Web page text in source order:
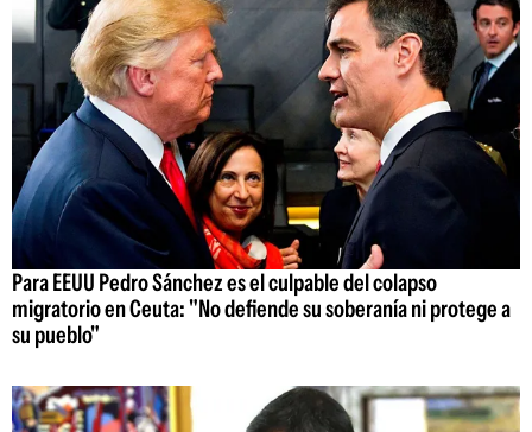
Para EEUU Pedro Sánchez es el culpable del colapso
migratorio en Ceuta: "No defiende su soberanía ni protege a
su pueblo"